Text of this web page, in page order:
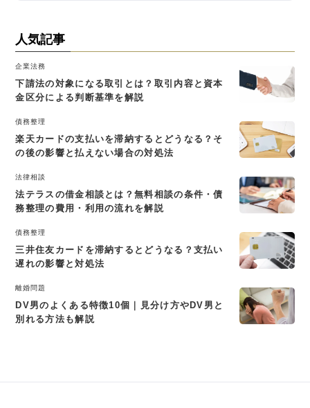
人気記事
企業法務
下請法の対象になる取引とは？取引内容と資本
金区分による判断基準を解説
債務整理
楽天カードの支払いを滞納するとどうなる？そ
の後の影響と払えない場合の対処法
法律相談
法テラスの借金相談とは？無料相談の条件・債
務整理の費用・利用の流れを解説
債務整理
三井住友カードを滞納するとどうなる？支払い
遅れの影響と対処法
離婚問題
DV男のよくある特徴10個｜見分け方やDV男と
別れる方法も解説